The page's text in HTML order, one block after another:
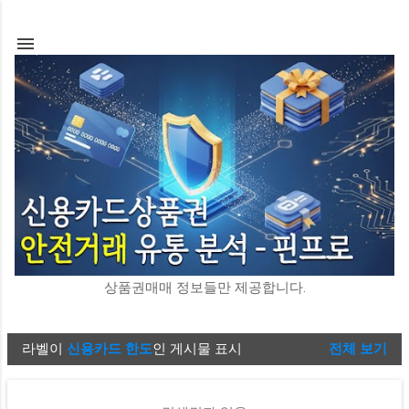
상품권매매 정보들만 제공합니다.
글
라벨이 신용카드 한도인 게시물 표시 전체 보기